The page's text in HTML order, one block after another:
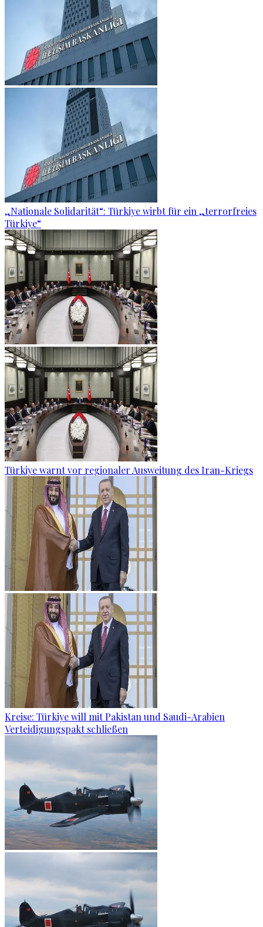
„Nationale Solidarität“: Türkiye wirbt für ein „terrorfreies
Türkiye“
Türkiye warnt vor regionaler Ausweitung des Iran-Kriegs
Kreise: Türkiye will mit Pakistan und Saudi-Arabien
Verteidigungspakt schließen